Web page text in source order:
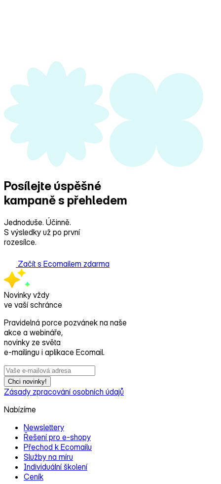
Posílejte úspěšné
kampaně s přehledem
Jednoduše. Účinně.
S výsledky už po první
rozesílce.
Začít s Ecomailem zdarma
Novinky vždy
ve vaší schránce
Pravidelná porce pozvánek na naše
akce a webináře,
novinky ze světa
e‑mailingu i aplikace Ecomail.
Chci novinky!
Zásady zpracování osobních údajů
Nabízíme
Newslettery
Řešení pro e‑shopy
Přechod k Ecomailu
Služby na míru
Individuální školení
Ceník